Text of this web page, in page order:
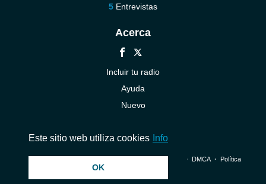
Entrevistas
Acerca
Incluir tu radio
Ayuda
Nuevo
© 2026 InstantAudio. Reservados todos los derechos. ・ DMCA・ Política
Este sitio web utiliza cookies Info
OK